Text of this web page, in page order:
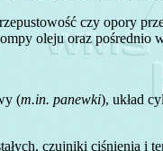
czy opory
oleju oraz pośrednio
(m.in. panewki), układ
czujniki ciśnienia i